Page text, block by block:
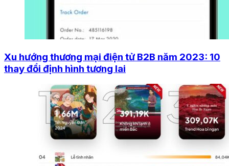
Xu hướng thương mại điện tử B2B năm 2023: 10
thay đổi định hình tương lai